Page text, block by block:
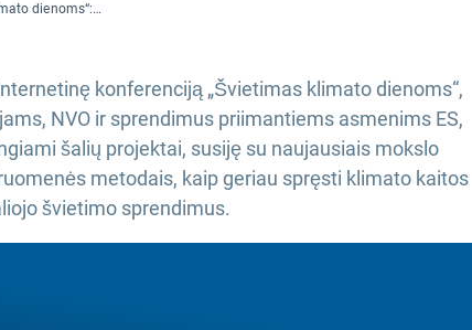
„Švietimas 2022 m. klimato dienoms“: Bendras mokymosi siekiant atsparumo klimato kaitai kūrimas
konferenciją „Švietimas klimato dienoms“,
NVO ir sprendimus priimantiems asmenims ES,
šalių projektai, susiję su naujausiais mokslo
metodais, kaip geriau spręsti klimato kaitos
švietimo sprendimus.